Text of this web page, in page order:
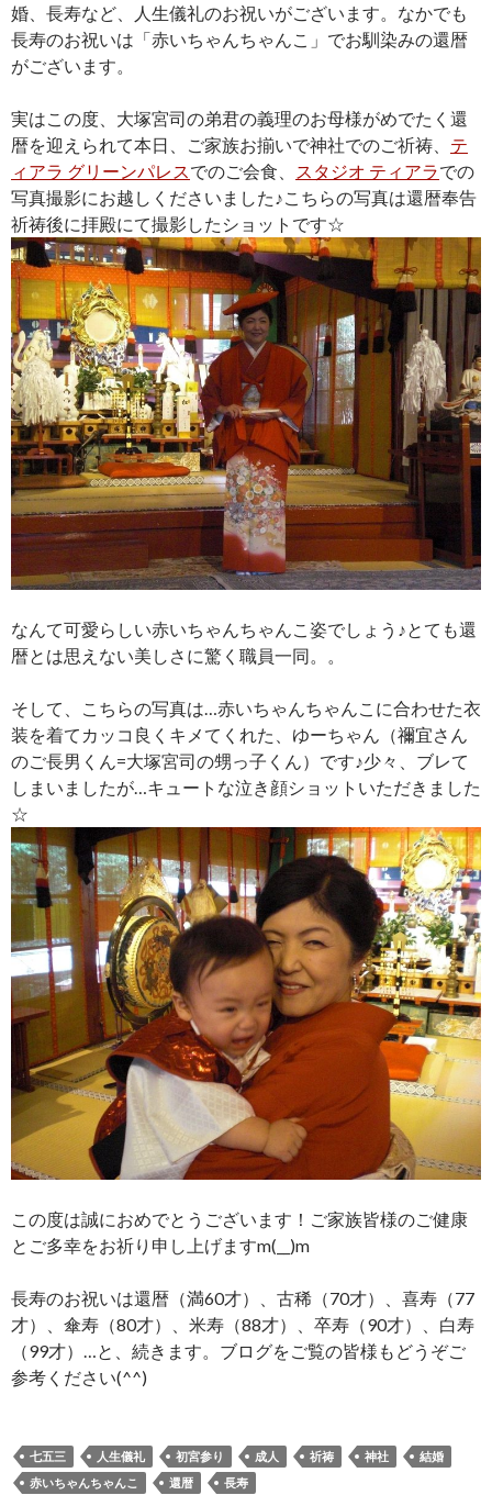
婚、長寿など、人生儀礼のお祝いがございます。なかでも
長寿のお祝いは「赤いちゃんちゃんこ」でお馴染みの還暦
がございます。
実はこの度、大塚宮司の弟君の義理のお母様がめでたく還
暦を迎えられて本日、ご家族お揃いで神社でのご祈祷、 テ
ィアラ グリーンパレスでのご会食、 スタジオ ティアラでの
写真撮影にお越しくださいました♪こちらの写真は還暦奉告
祈祷後に拝殿にて撮影したショットです☆
なんて可愛らしい赤いちゃんちゃんこ姿でしょう♪とても還
暦とは思えない美しさに驚く職員一同。。
そして、こちらの写真は…赤いちゃんちゃんこに合わせた衣
装を着てカッコ良くキメてくれた、ゆーちゃん（禰宜さん
のご長男くん=大塚宮司の甥っ子くん）です♪少々、ブレて
しまいましたが…キュートな泣き顔ショットいただきました
☆
この度は誠におめでとうございます！ご家族皆様のご健康
とご多幸をお祈り申し上げますm(__)m
長寿のお祝いは還暦（満60才）、古稀（70才）、喜寿（77
才）、傘寿（80才）、米寿（88才）、卒寿（90才）、白寿
（99才）…と、続きます。ブログをご覧の皆様もどうぞご
参考ください(^^)
七五三 人生儀礼 初宮参り 成人 祈祷 神社
結婚
赤いちゃんちゃんこ
還暦 長寿